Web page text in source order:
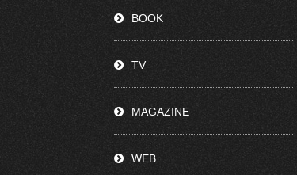
BOOK
TV
MAGAZINE
WEB